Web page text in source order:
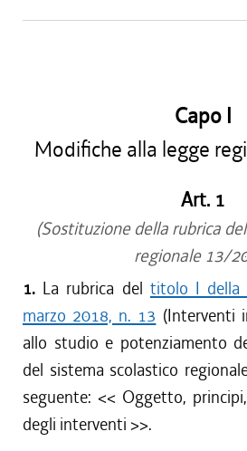
Capo I
Modifiche alla legge
Art. 1
(Sostituzione della rubrica
regionale 13/
1. La rubrica del titolo I della
marzo 2018, n. 13 (Interventi
allo studio e potenziamento
del sistema scolastico
seguente: << Oggetto,
degli interventi >>.